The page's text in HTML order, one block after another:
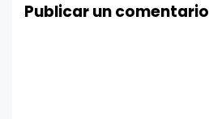
Publicar un comentario